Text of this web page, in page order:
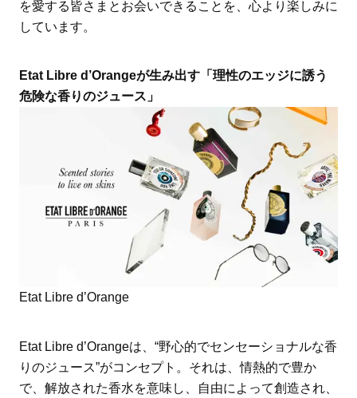
を愛する皆さまとお会いできることを、心より楽しみに
しています。
Etat Libre d’Orangeが生み出す「理性のエッジに誘う
危険な香りのジュース」
Etat Libre d’Orange
Etat Libre d’Orangeは、“野心的でセンセーショナルな香
りのジュース”がコンセプト。それは、情熱的で豊か
で、解放された香水を意味し、自由によって創造され、